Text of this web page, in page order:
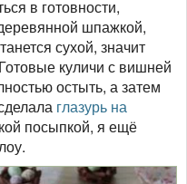
в готовности,
шпажкой,
сухой, значит
куличи с вишней
остыть, а затем
глазурь на
посыпкой, я ещё